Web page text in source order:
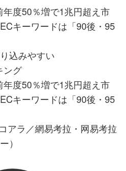
年度50％増で1兆円超え市
キーワードは「90後・95
込みやすい
ング
年度50％増で1兆円超え市
キーワードは「90後・95
アラ／網易考拉・网易考拉
）